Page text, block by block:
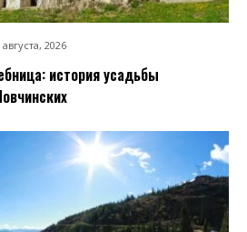
августа, 2026
история усадьбы